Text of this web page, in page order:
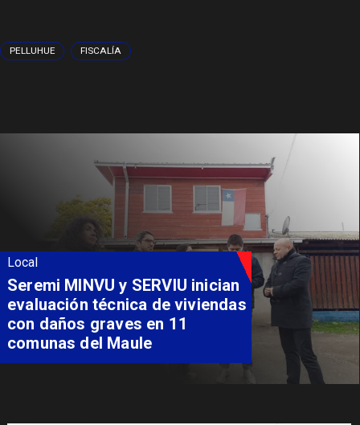
PELLUHUE FISCALÍA
Local
Fondo Orasmi entrega apoyo a
familia de Romeral para
costear alimentación
especializada de niño con
Síndrome de Intestino Corto